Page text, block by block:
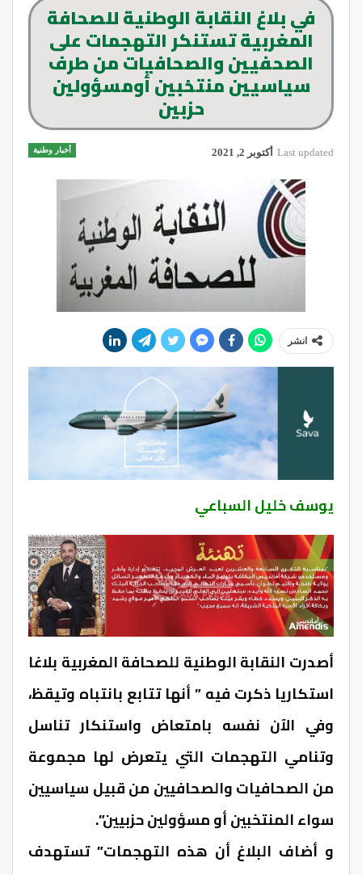
في بلاغ النقابة الوطنية للصحافة
المغربية تستنكر التهجمات على
الصحفيين والصحافيات من طرف
سياسيين منتخبين أومسؤولين
حزبين
أخبار وطنية Last updated أكتوبر 2, 2021
انشر
يوسف خليل السباعي
أصدرت النقابة الوطنية للصحافة المغربية بلاغا
استكاريا ذكرت فيه ” أنها تتابع بانتباه وتيقظ،
وفي الآن نفسه بامتعاض واستنكار تناسل
وتنامي التهجمات التي يتعرض لها مجموعة
من الصحافيات والصحافيين من قبيل سياسيين
سواء المنتخبين أو مسؤولين حزبيين”.
و أضاف البلاغ أن هذه التهجمات” تستهدف